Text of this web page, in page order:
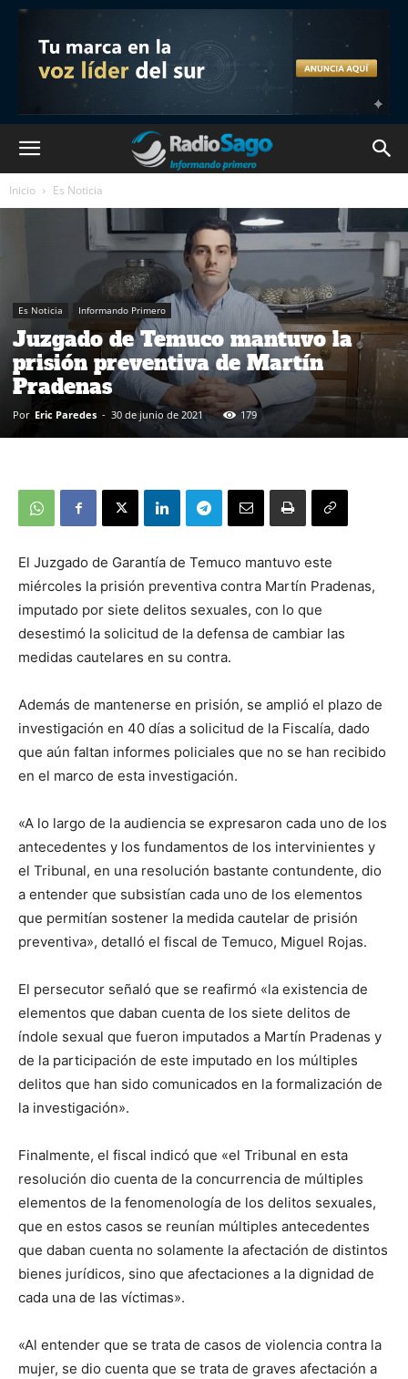
Inicio Es Noticia
Es Noticia Informando Primero
Juzgado de Temuco mantuvo la
prisión preventiva de Martín
Pradenas
Por Eric Paredes - 30 de junio de 2021 179
El Juzgado de Garantía de Temuco mantuvo este
miércoles la prisión preventiva contra Martín Pradenas,
imputado por siete delitos sexuales, con lo que
desestimó la solicitud de la defensa de cambiar las
medidas cautelares en su contra.
Además de mantenerse en prisión, se amplió el plazo de
investigación en 40 días a solicitud de la Fiscalía, dado
que aún faltan informes policiales que no se han recibido
en el marco de esta investigación.
«A lo largo de la audiencia se expresaron cada uno de los
antecedentes y los fundamentos de los intervinientes y
el Tribunal, en una resolución bastante contundente, dio
a entender que subsistían cada uno de los elementos
que permitían sostener la medida cautelar de prisión
preventiva», detalló el fiscal de Temuco, Miguel Rojas.
El persecutor señaló que se reafirmó «la existencia de
elementos que daban cuenta de los siete delitos de
índole sexual que fueron imputados a Martín Pradenas y
de la participación de este imputado en los múltiples
delitos que han sido comunicados en la formalización de
la investigación».
Finalmente, el fiscal indicó que «el Tribunal en esta
resolución dio cuenta de la concurrencia de múltiples
elementos de la fenomenología de los delitos sexuales,
que en estos casos se reunían múltiples antecedentes
que daban cuenta no solamente la afectación de distintos
bienes jurídicos, sino que afectaciones a la dignidad de
cada una de las víctimas».
«Al entender que se trata de casos de violencia contra la
mujer, se dio cuenta que se trata de graves afectación a